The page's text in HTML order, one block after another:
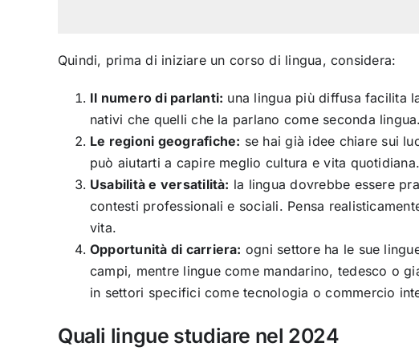
Quindi, prima di iniziare un corso di lingua, considera:
Il numero di parlanti: una lingua più diffusa facilita
nativi che quelli che la parlano come seconda lingua.
Le regioni geografiche: se hai già idee chiare sui
può aiutarti a capire meglio cultura e vita quotidiana.
Usabilità e versatilità: la lingua dovrebbe essere
contesti professionali e sociali. Pensa
vita.
Opportunità di carriera: ogni settore ha le sue
campi, mentre lingue come mandarino, tedesco o
in settori specifici come tecnologia o commercio
Quali lingue studiare nel 2024